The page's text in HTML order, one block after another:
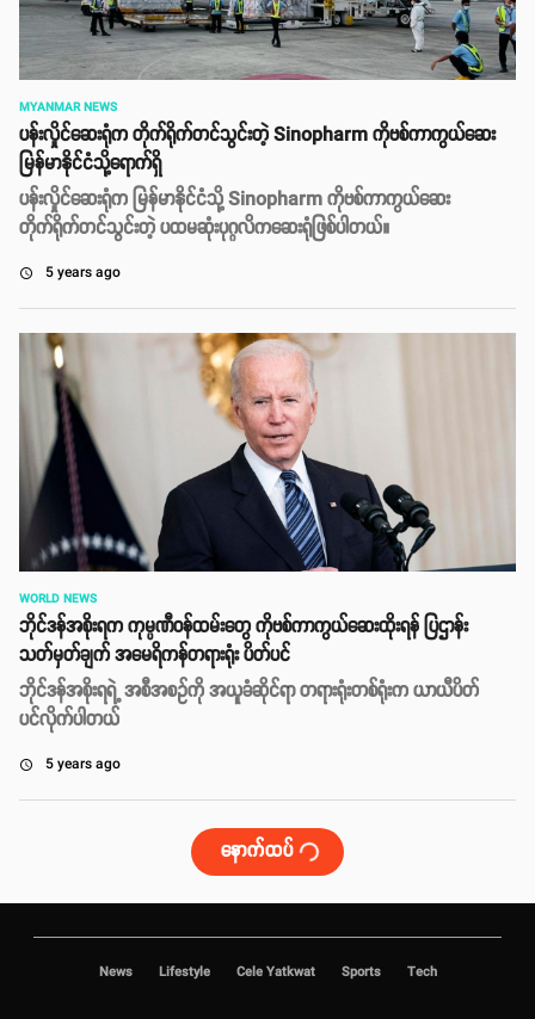
MYANMAR NEWS
ပန်းလှိုင်ဆေးရုံက တိုက်ရိုက်တင်သွင်းတဲ့ Sinopharm ကိုဗစ်ကာကွယ်ဆေး
မြန်မာနိုင်ငံသို့ရောက်ရှိ
ပန်းလှိုင်ဆေးရုံက မြန်မာနိုင်ငံသို့ Sinopharm ကိုဗစ်ကာကွယ်ဆေး
တိုက်ရိုက်တင်သွင်းတဲ့ ပထမဆုံးပုဂ္ဂလိကဆေးရုံဖြစ်ပါတယ်။
access_time 5 years ago
WORLD NEWS
ဘိုင်ဒန်အစိုးရက ကုမ္ပဏီဝန်ထမ်းတွေ ကိုဗစ်ကာကွယ်ဆေးထိုးရန် ပြဌာန်း
သတ်မှတ်ချက် အမေရိကန်တရားရုံး ပိတ်ပင်
ဘိုင်ဒန်အစိုးရရဲ့ အစီအစဥ်ကို အယူခံဆိုင်ရာ တရားရုံးတစ်ရုံးက ယာယီပိတ်
ပင်လိုက်ပါတယ်
access_time 5 years ago
နောက်ထပ်
News Lifestyle Cele Yatkwat Sports Tech